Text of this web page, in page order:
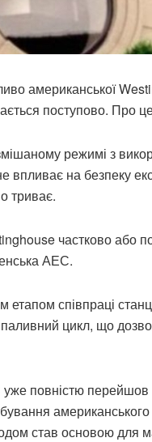
американської
поступово. Про
режимі з
на безпеку
триває.
частково або
АЕС.
співпраці
цикл, що
повністю
американського
став основою для